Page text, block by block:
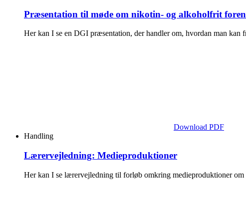
Præsentation til møde om nikotin- og alkoholfrit
Her kan I se en DGI præsentation, der handler om, hvordan man
Download PDF
Handling
Lærervejledning: Medieproduktioner
Her kan I se lærervejledning til forløb omkring medieproduktioner om